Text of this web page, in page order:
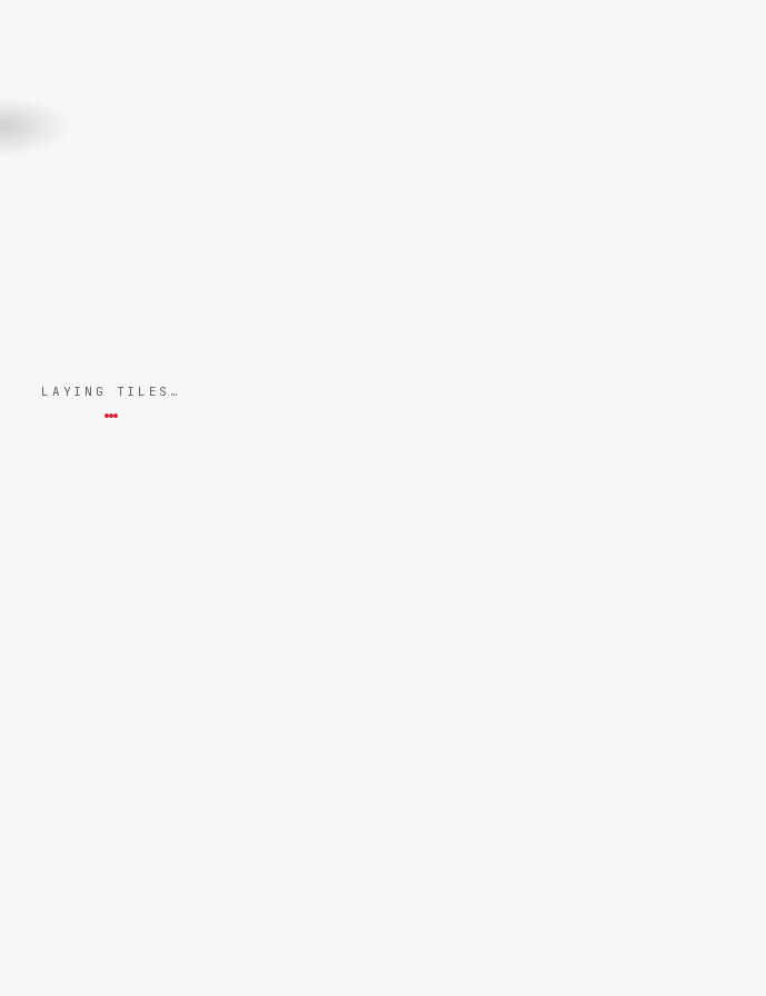
LAYING TILES…